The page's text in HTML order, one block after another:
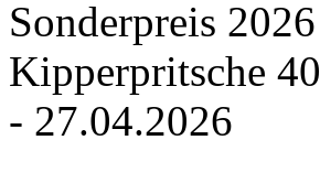
Sonderpreis
Kipperpritsche
- 27.04.2026